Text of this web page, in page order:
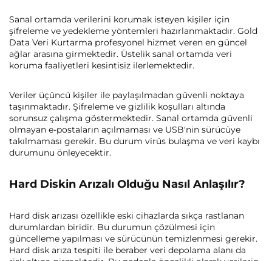
Sanal ortamda verilerini korumak isteyen kişiler için
şifreleme ve yedekleme yöntemleri hazırlanmaktadır. Gold
Data Veri Kurtarma profesyonel hizmet veren en güncel
ağlar arasına girmektedir. Üstelik sanal ortamda veri
koruma faaliyetleri kesintisiz ilerlemektedir.
Veriler üçüncü kişiler ile paylaşılmadan güvenli noktaya
taşınmaktadır. Şifreleme ve gizlilik koşulları altında
sorunsuz çalışma göstermektedir. Sanal ortamda güvenli
olmayan e-postaların açılmaması ve USB'nin sürücüye
takılmaması gerekir. Bu durum virüs bulaşma ve veri kaybı
durumunu önleyecektir.
Hard Diskin Arızalı Olduğu Nasıl Anlaşılır?
Hard disk arızası özellikle eski cihazlarda sıkça rastlanan
durumlardan biridir. Bu durumun çözülmesi için
güncelleme yapılması ve sürücünün temizlenmesi gerekir.
Hard disk arıza tespiti ile beraber veri depolama alanı da